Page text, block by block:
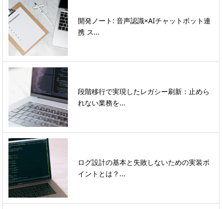
開発ノート: 音声認識×AIチャットボット連
携 ス...
段階移行で実現したレガシー刷新：止めら
れない業務を...
ログ設計の基本と失敗しないための実装ポ
イントとは？...